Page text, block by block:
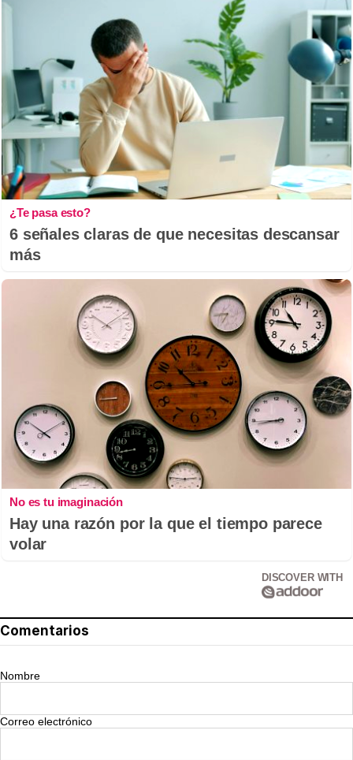
¿Te pasa esto?
6 señales claras de que necesitas descansar
más
No es tu imaginación
Hay una razón por la que el tiempo parece
volar
DISCOVER WITH
Comentarios
Nombre
Correo electrónico